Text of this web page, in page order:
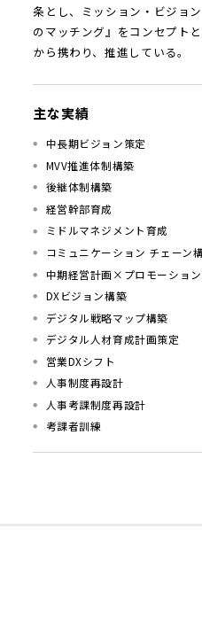
条とし、ミッション・ビジョ
のマッチング』をコンセプト
から携わり、推進している。
主な実績
中長期ビジョン策定
MVV推進体制構築
後継体制構築
経営幹部育成
ミドルマネジメント育成
コミュニケーション チェーン
中期経営計画×プロモーショ
DXビジョン構築
デジタル戦略マップ構築
デジタル人材育成計画策定
営業DXシフト
人事制度再設計
人事考課制度再設計
考課者訓練